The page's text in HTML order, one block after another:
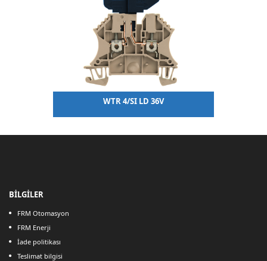
WTR 4/SI LD 36V
BİLGİLER
FRM Otomasyon
FRM Enerji
İade politikası
Teslimat bilgisi